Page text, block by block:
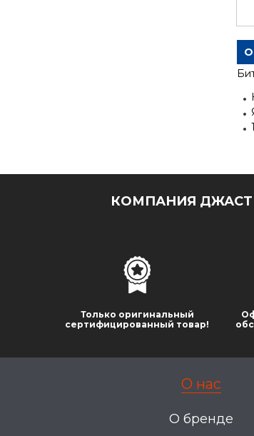
КОМПАНИЯ
Только оригинальный
сертифицированный товар!
О нас
О бренде